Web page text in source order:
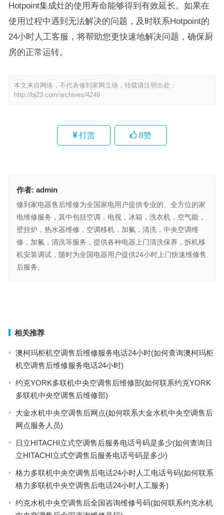
Hotpoint集成灶的使用寿命能够得到有效延长。如果在
使用过程中遇到无法解决的问题，及时联系Hotpoint的
24小时人工客服，将帮助您更快速地解决问题，确保厨
房的正常运转。
本文来自网络，不代表修到家网立场，转载请注明出处：
http://bj23.com/archives/4249
打赏 8赞
作者: admin
修到家电器售后维修为全国家电用户提供专业的、全方位的家
电维修服务，其中包括空调，电视，冰箱，洗衣机，空气能，
壁挂炉，热水器维修，空调移机，加氟，清洗，中央空调维
修，加氟，清洗等服务，提供各种电器上门清洗保养，拆机移
机安装调试，随时为全国电器用户提供24小时上门快速维修售
后服务。
相关推荐
澳柯玛柜机空调售后维修服务电话24小时(如何查询澳柯玛柜
机空调售后维修服务电话24小时)
约克YORK多联机中央空调售后维修部(如何联系约克YORK
多联机中央空调售后维修部)
大金水机中央空调售后网点(如何联系大金水机中央空调售后
网点服务人员)
日立HITACHI立式空调售后服务电话号码是多少(如何查询日
立HITACHI立式空调售后服务电话号码是多少)
格力多联机中央空调售后电话24小时人工电话号码(如何联系
格力多联机中央空调售后电话24小时人工服务)
约克水机中央空调售后全国咨询维修号码(如何联系约克水机